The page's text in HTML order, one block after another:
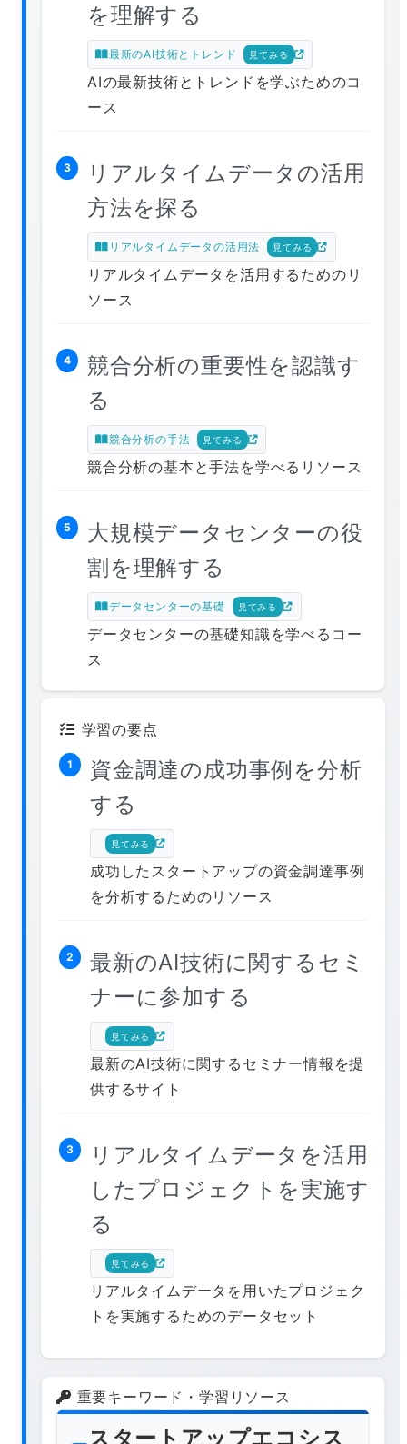
を理解する
最新のAI技術とトレンド 見てみる
AIの最新技術とトレンドを学ぶためのコ
ース
3
リアルタイムデータの活用
方法を探る
リアルタイムデータの活用法 見てみる
リアルタイムデータを活用するためのリ
ソース
4
競合分析の重要性を認識す
る
競合分析の手法 見てみる
競合分析の基本と手法を学べるリソース
5
大規模データセンターの役
割を理解する
データセンターの基礎 見てみる
データセンターの基礎知識を学べるコー
ス
学習の要点
1
資金調達の成功事例を分析
する
見てみる
成功したスタートアップの資金調達事例
を分析するためのリソース
2
最新のAI技術に関するセミ
ナーに参加する
見てみる
最新のAI技術に関するセミナー情報を提
供するサイト
3
リアルタイムデータを活用
したプロジェクトを実施す
る
見てみる
リアルタイムデータを用いたプロジェク
トを実施するためのデータセット
重要キーワード・学習リソース
スタートアップエコシス